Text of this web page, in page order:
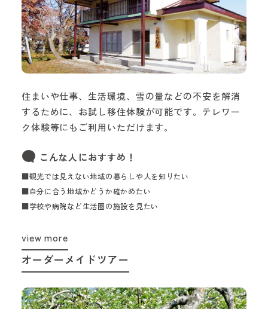
住まいや仕事、生活環境、雪の量などの不安を解消
するために、お試し移住体験が可能です。テレワー
ク体験等にもご利用いただけます。
こんな人におすすめ！
■観光では見えない地域の暮らしや人を知りたい
■自分に合う地域かどうか確かめたい
■学校や病院など生活圏の施設を見たい
view more
オーダーメイドツアー